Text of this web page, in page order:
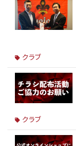
クラブ
クラブ